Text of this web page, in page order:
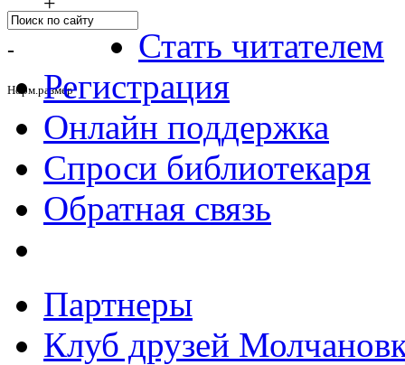
-
Норм.размер
Стать читателем
Регистрация
Онлайн поддержка
Спроси библиотекаря
Обратная связь
Партнеры
Клуб друзей